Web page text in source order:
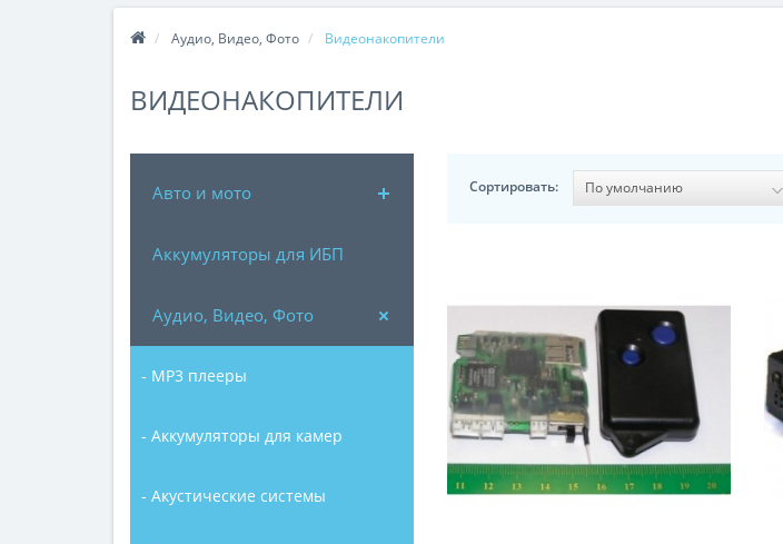
Аудио, Видео, Фото Видеонакопители
ВИДЕОНАКОПИТЕЛИ
Авто и мото
Аккумуляторы для ИБП
Аудио, Видео, Фото
- MP3 плееры
- Аккумуляторы для камер
- Акустические системы
Сортировать: